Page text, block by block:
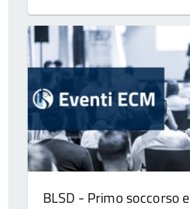
BLSD - Primo soccorso e